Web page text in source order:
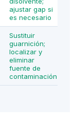
ajustar gap si
es necesario
Sustituir
guarnición;
localizar y
eliminar
fuente de
contaminación